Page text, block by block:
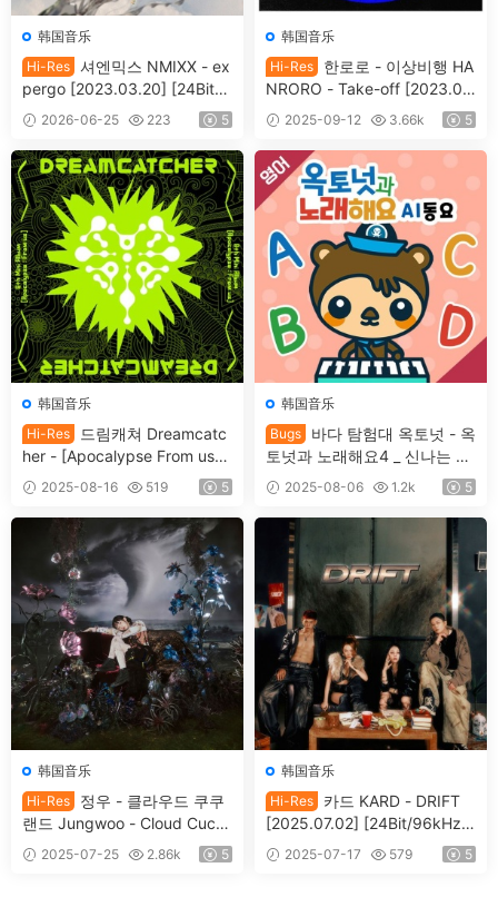
韩国音乐
Hi-Res 셔엔믹스 NMIXX - ex
pergo [2023.03.20] [24Bit/4
8kHz] [Hi-Res Flac 260MB]
2026-06-25 223 5
韩国音乐
Hi-Res
한로로 - 이상비행 HA
NRORO - Take-off [2023.0
8.29] [24Bit/48kHz] [Hi-Res
Flac 263MB]
2025-09-12 3.66k 5
韩国音乐
Hi-Res
드림캐쳐 Dreamcatc
her - [Apocalypse From us]
[2023.05.24] [24Bit/48kHz]
[Hi-Res Flac 188MB]
2025-08-16 519 5
韩国音乐
Bugs
바다 탐험대 옥토넛 - 옥
토넛과 노래해요4 _ 신나는 AI
동요(영어) The Octonauts -
The Octonauts Songs4AI (E
NGLISH) [2023.02.22] [24Bi
t/48kHz] [Hi-Res Flac 98.7M
2025-08-06 1.2k 5
韩国音乐
Hi-Res
정우 - 클라우드 쿠쿠
랜드 Jungwoo - Cloud Cuck
oo Land [2023.11.09] [24Bit/
48kHz] [Hi-Res Flac 414MB]
2025-07-25 2.86k 5
韩国音乐
Hi-Res
카드 KARD - DRIFT
[2025.07.02] [24Bit/96kHz]
[Hi-Res Flac 397MB]
2025-07-17 579 5